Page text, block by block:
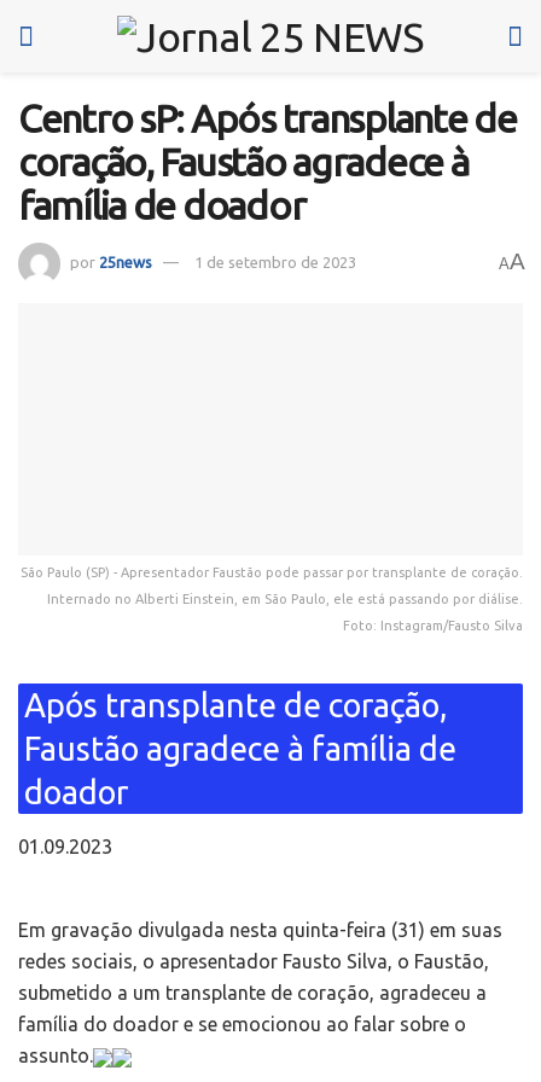
Centro sP: Após transplante de
coração, Faustão agradece à
família de doador
por 25news 1 de setembro de 2023 AA
São Paulo (SP) - Apresentador Faustão pode passar por transplante de coração.
Internado no Alberti Einstein, em São Paulo, ele está passando por diálise.
Foto: Instagram/Fausto Silva
Após transplante de coração,
Faustão agradece à família de
doador
01.09.2023
Em gravação divulgada nesta quinta-feira (31) em suas
redes sociais, o apresentador Fausto Silva, o Faustão,
submetido a um transplante de coração, agradeceu a
família do doador e se emocionou ao falar sobre o
assunto.